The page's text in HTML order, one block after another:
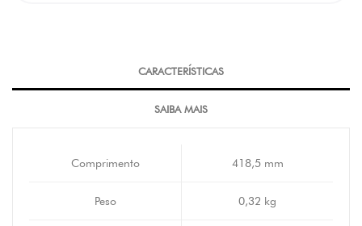
CARACTERÍSTICAS
SAIBA MAIS
Comprimento 418,5 mm
Peso 0,32 kg